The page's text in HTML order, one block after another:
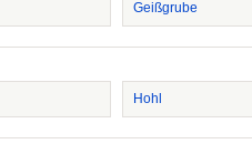
Geißgrube
Hohl